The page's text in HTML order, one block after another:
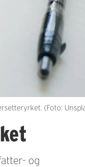
(Foto:
og